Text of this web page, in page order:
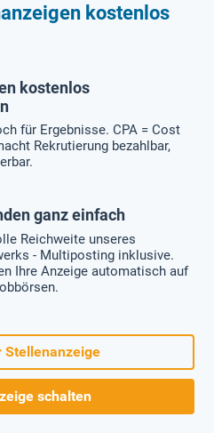
kostenlos
kostenlos
für Ergebnisse. CPA = Cost
Rekrutierung bezahlbar,
ganz einfach
Reichweite unseres
- Multiposting inklusive.
Ihre Anzeige automatisch auf
Stellenanzeige
schalten